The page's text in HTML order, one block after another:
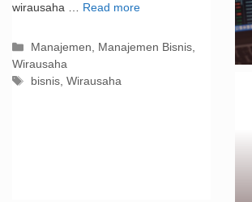
wirausaha … Read more
Kategori
Manajemen, Manajemen Bisnis,
Wirausaha
Tag
bisnis,Wirausaha